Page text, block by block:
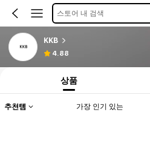
스토어 내 검색
KKB
4.88
상품
추천템 가장 인기 있는